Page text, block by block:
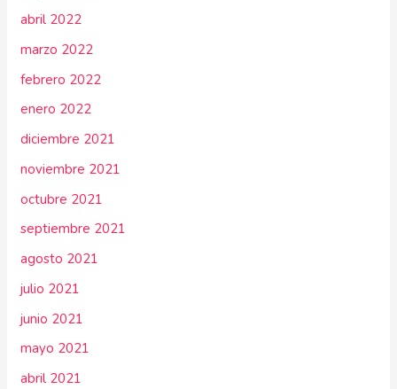
abril 2022
marzo 2022
febrero 2022
enero 2022
diciembre 2021
noviembre 2021
octubre 2021
septiembre 2021
agosto 2021
julio 2021
junio 2021
mayo 2021
abril 2021